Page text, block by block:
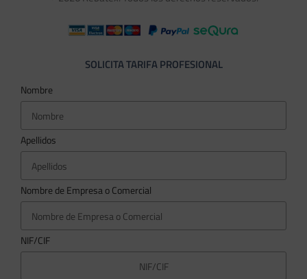
SOLICITA TARIFA PROFESIONAL
Nombre
Apellidos
Nombre de Empresa o Comercial
NIF/CIF